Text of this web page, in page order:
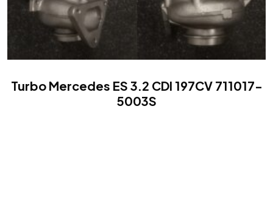
Turbo Mercedes ES 3.2 CDI 197CV 711017-
5003S